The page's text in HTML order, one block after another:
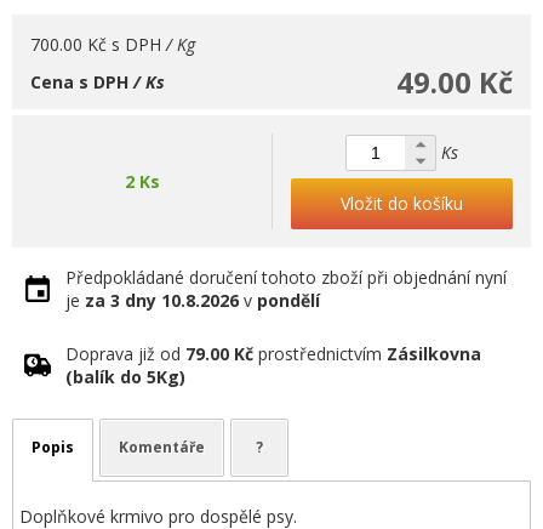
700.00 Kč s DPH / Kg
49.00 Kč
Cena s DPH/ Ks
2 Ks
Ks
Vložit do košíku
Předpokládané doručení tohoto zboží při objednání nyní
je za 3 dny 10.8.2026 v pondělí
Doprava již od 79.00 Kč prostřednictvím Zásilkovna
(balík do 5Kg)
Popis Komentáře ?
Doplňkové krmivo pro dospělé psy.